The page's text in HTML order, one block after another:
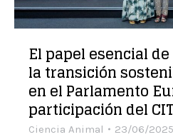
El papel esencial
la transición
en el Parlamento
participación del
Ciencia Animal 23/06/2025